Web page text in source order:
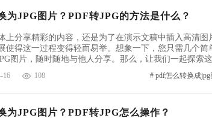
为JPG图片？PDF转JPG的方法是什么？
上分享精彩的内容，还是为了在演示文稿中插入高清图
使得这一过程变得轻而易举。想象一下，您只需几个简
图片，随时随地与他人分享。那么，让我们一起探索
PDF编辑器产品可以帮助用户将PDF文件转换为JPG图
16 108 # pdf怎么转换成jpg
为JPG图片？PDF转JPG怎么操作？